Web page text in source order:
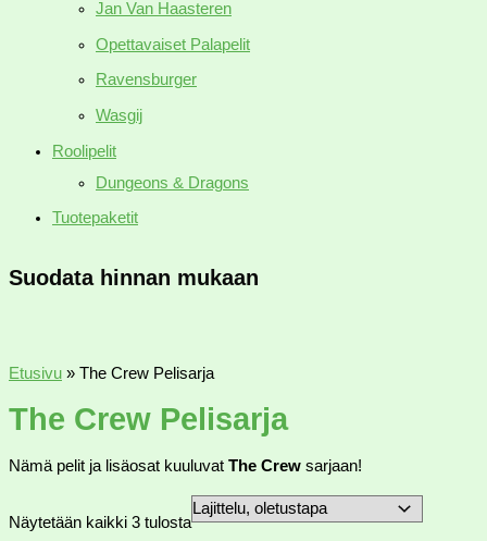
Jan Van Haasteren
Opettavaiset Palapelit
Ravensburger
Wasgij
Roolipelit
Dungeons & Dragons
Tuotepaketit
Suodata hinnan mukaan
Etusivu » The Crew Pelisarja
The Crew Pelisarja
Nämä pelit ja lisäosat kuuluvat The Crew sarjaan!
Näytetään kaikki 3 tulosta